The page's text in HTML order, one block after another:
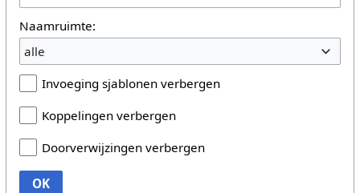
Naamruimte:
alle
Invoeging sjablonen verbergen
Koppelingen verbergen
Doorverwijzingen verbergen
OK